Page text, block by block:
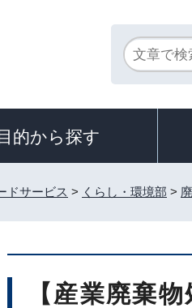
的から探す
ドサービス > くらし・環境部 >
【産業廃棄